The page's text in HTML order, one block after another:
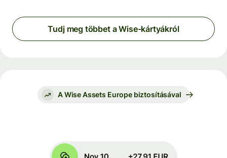
Tudj meg többet a Wise-kártyákról
A Wise Assets Europe biztosításával